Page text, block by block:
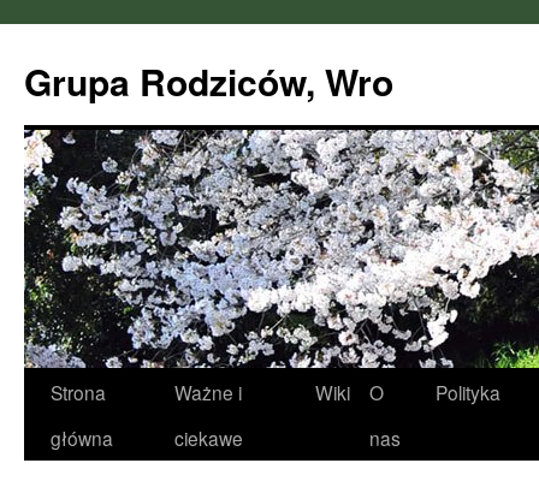
treści
Grupa Rodziców, Wro
Strona
główna
Ważne i
ciekawe
Wiki
O
nas
Polityka